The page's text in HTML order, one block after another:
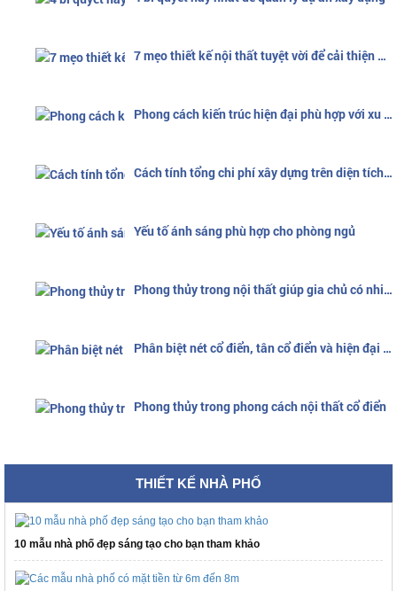
7 mẹo thiết kế nội thất tuyệt vời để cải thiện không gian nhà bạn
Phong cách kiến trúc hiện đại phù hợp với xu hướng của giới trẻ
Cách tính tổng chi phí xây dựng trên diện tích nền
Yếu tố ánh sáng phù hợp cho phòng ngủ
Phong thủy trong nội thất giúp gia chủ có nhiều sức khỏe may mắn
Phân biệt nét cổ điển, tân cổ điển và hiện đại chuẩn xác nhất
Phong thủy trong phong cách nội thất cổ điển
THIẾT KẾ NHÀ PHỐ
10 mẫu nhà phố đẹp sáng tạo cho bạn tham khảo